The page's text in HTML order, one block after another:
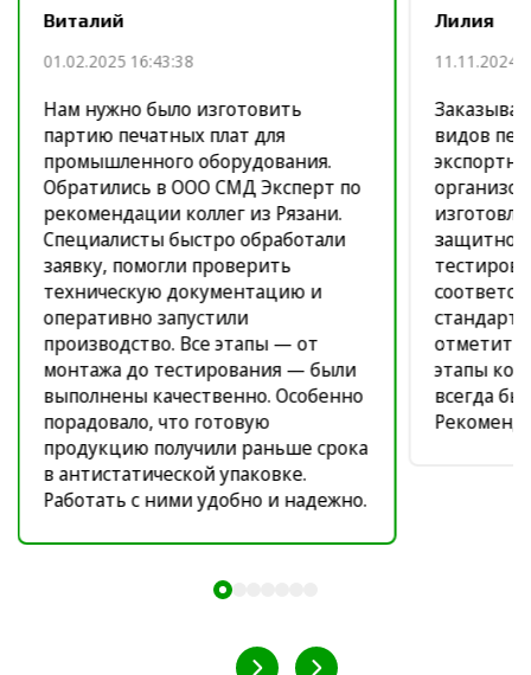
Виталий
01.02.2025 16:43:38
Нам нужно было изготовить
партию печатных плат для
промышленного оборудования.
Обратились в ООО СМД Эксперт по
рекомендации коллег из Рязани.
Специалисты быстро обработали
заявку, помогли проверить
техническую документацию и
оперативно запустили
производство. Все этапы — от
монтажа до тестирования — были
выполнены качественно. Особенно
порадовало, что готовую
продукцию получили раньше срока
в антистатической упаковке.
Работать с ними удобно и надежно.
Лилия
11.11.2024
видов
отметить
этапы
всегда